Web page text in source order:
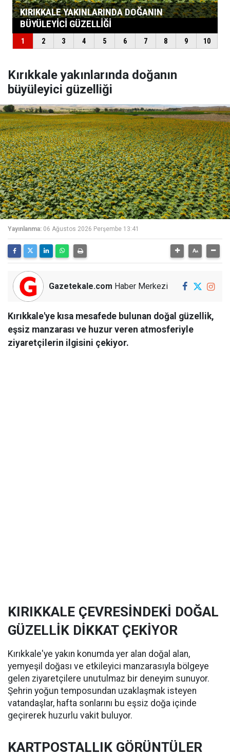
Kırıkkale yakınlarında doğanın
büyüleyici güzelliği
Yayınlanma: 06 Ağustos 2026 Perşembe 13:41
Gazetekale.com Haber Merkezi
Kırıkkale'ye kısa mesafede bulunan doğal güzellik,
eşsiz manzarası ve huzur veren atmosferiyle
ziyaretçilerin ilgisini çekiyor.
KIRIKKALE ÇEVRESİNDEKİ DOĞAL
GÜZELLİK DİKKAT ÇEKİYOR
Kırıkkale'ye yakın konumda yer alan doğal alan,
yemyeşil doğası ve etkileyici manzarasıyla bölgeye
gelen ziyaretçilere unutulmaz bir deneyim sunuyor.
Şehrin yoğun temposundan uzaklaşmak isteyen
vatandaşlar, hafta sonlarını bu eşsiz doğa içinde
geçirerek huzurlu vakit buluyor.
KARTPOSTALLIK GÖRÜNTÜLER